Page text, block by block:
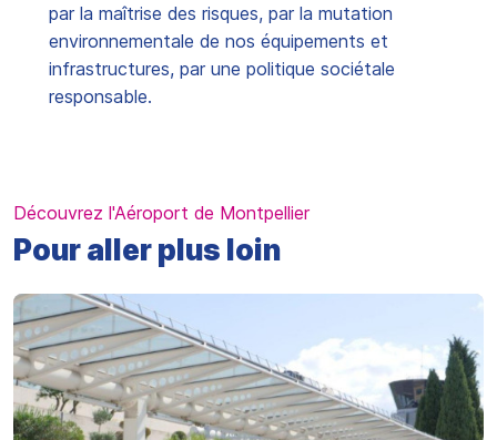
par la maîtrise des risques, par la mutation
environnementale de nos équipements et
infrastructures, par une politique sociétale
responsable.
Découvrez l'Aéroport de Montpellier
Pour aller plus loin